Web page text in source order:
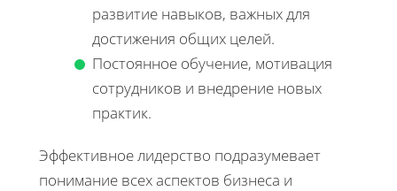
развитие навыков, важных для
достижения общих целей.
Постоянное обучение, мотивация
сотрудников и внедрение новых
практик.
Эффективное лидерство подразумевает
понимание всех аспектов бизнеса и